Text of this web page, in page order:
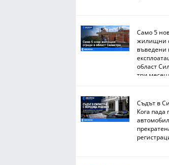
Само 5
жилищни
въведени
област
три
Съдът в
Кога пада